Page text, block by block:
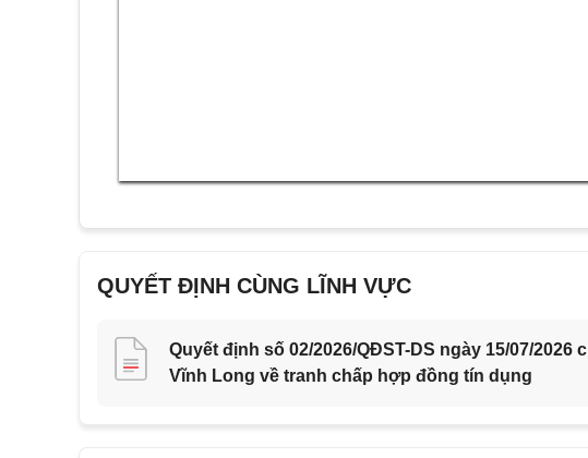
QUYẾT ĐỊNH CÙNG LĨNH VỰC
Quyết định số 02/2026/QĐST-DS ngày 15/07/
Vĩnh Long về tranh chấp hợp đồng tín dụng